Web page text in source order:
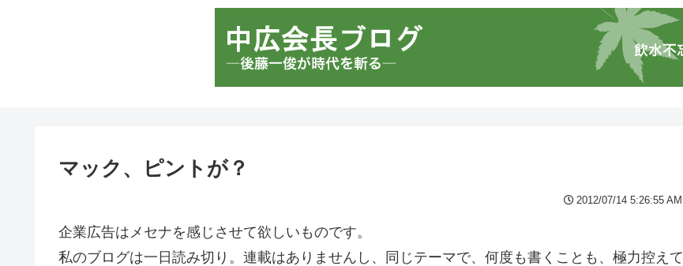
マック、ピントが？
2012/07/14 5:26:55 AM
企業広告はメセナを感じさせて欲しいものです。
私のブログは一日読み切り。連載はありませんし、同じテーマで、何度も書くことも、極力控えて